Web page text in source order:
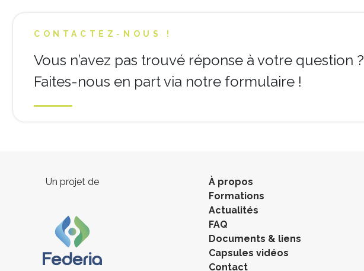
CONTACTEZ-NOUS !
Vous n’avez pas trouvé réponse à votre question ?
Faites-nous en part via notre formulaire !
Un projet de
À propos
Formations
Actualités
FAQ
Documents & liens
Capsules vidéos
Contact